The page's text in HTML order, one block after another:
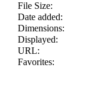
File Size:
Date added:
Dimensions:
Displayed:
URL:
Favorites: